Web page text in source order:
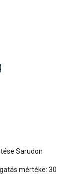
Sarudon
mértéke: 30